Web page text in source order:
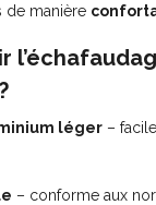
de manière
léger –
– conforme aux